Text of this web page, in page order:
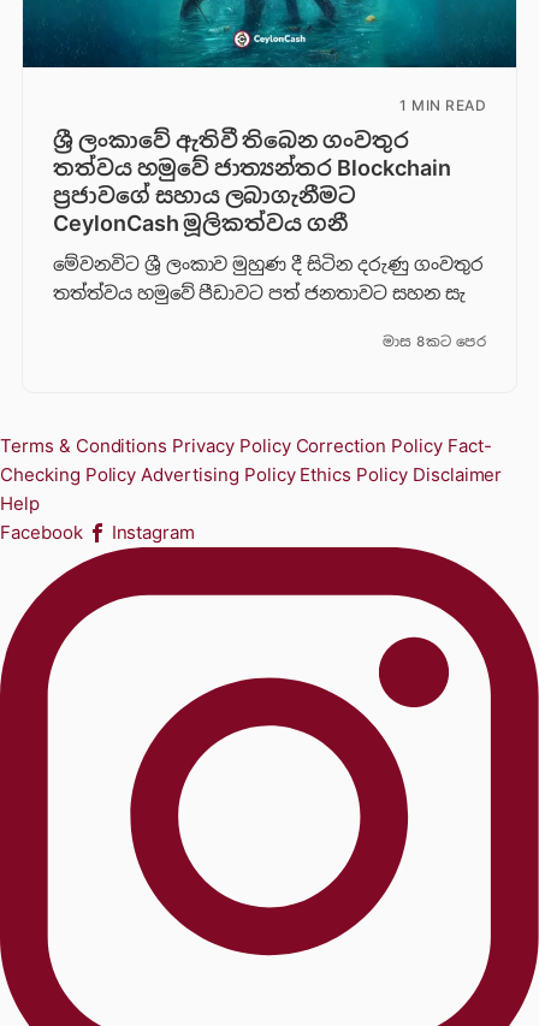
1 MIN READ
ශ්‍රී ලංකාවේ ඇතිවී තිබෙන ගංවතුර
තත්වය හමුවේ ජාත්‍යන්තර Blockchain
ප්‍රජාවගේ සහාය ලබාගැනීමට
CeylonCash මූලිකත්වය ග​නී
මේවනවිට ශ්‍රී ලංකාව මුහුණ දී සිටින දරුණු ගංවතුර
තත්ත්වය හමුවේ පීඩාවට පත් ජනතාවට සහන සැ
මාස 8කට පෙර
Terms & Conditions Privacy Policy Correction Policy Fact-
Checking Policy Advertising Policy Ethics Policy Disclaimer
Help
Facebook
Instagram